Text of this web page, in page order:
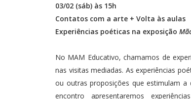
03/02 (sáb) às 15h
Contatos com a arte + Volta às aulas
Experiências poéticas na exposição
No MAM Educativo, chamamos de
nas visitas mediadas. As experiências
ou outras proposições que estimulam
encontro apresentaremos